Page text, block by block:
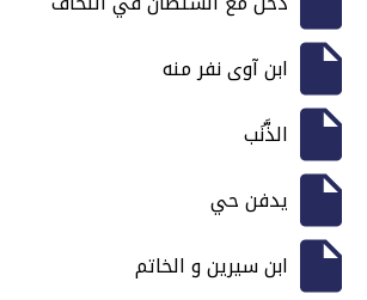
ابن آوى نفر منه
الذَّنَب
يدفن حي
ابن سيرين و الخاتم